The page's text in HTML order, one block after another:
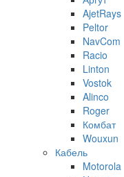
AjetRays
Peltor
NavCom
Racio
Linton
Vostok
Alinco
Roger
Комбат
Wouxun
Кабель
Motorola